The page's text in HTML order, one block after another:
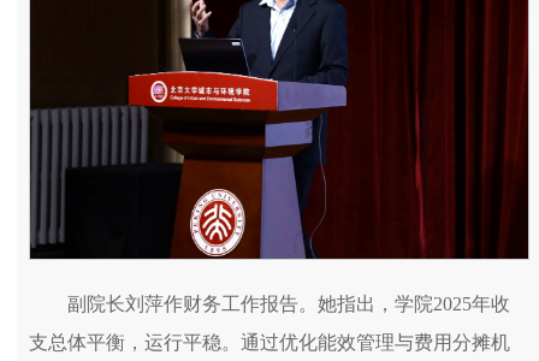
副院长刘萍作财务工作报告。她指出，学院2025年收
支总体平衡，运行平稳。通过优化能效管理与费用分摊机